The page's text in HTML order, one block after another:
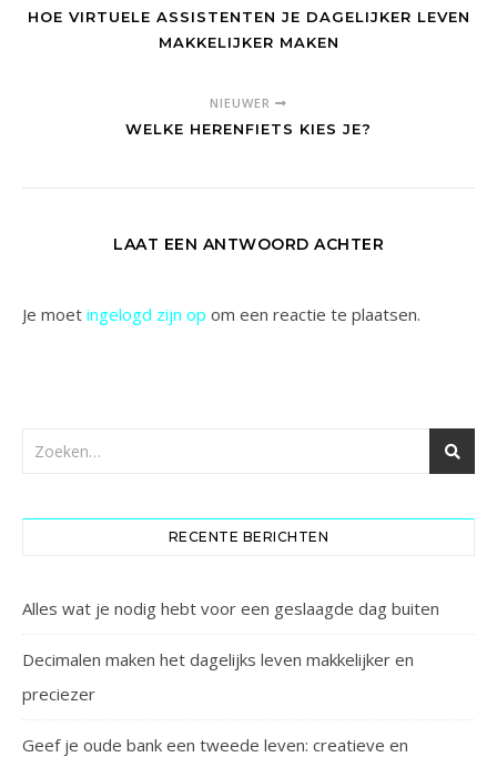
HOE VIRTUELE ASSISTENTEN JE DAGELIJKER LEVEN
MAKKELIJKER MAKEN
NIEUWER
WELKE HERENFIETS KIES JE?
LAAT EEN ANTWOORD ACHTER
Je moet ingelogd zijn op om een reactie te plaatsen.
RECENTE BERICHTEN
Alles wat je nodig hebt voor een geslaagde dag buiten
Decimalen maken het dagelijks leven makkelijker en
preciezer
Geef je oude bank een tweede leven: creatieve en